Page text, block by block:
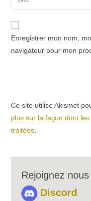
comment
address
comment
l’URL
de
(facultatif)
Enregistrer mon nom,
navigateur pour mon
Ce site utilise Akismet
plus sur la façon dont
traitées
Rejoignez
Discord